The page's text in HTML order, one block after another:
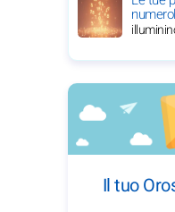
Il tuo